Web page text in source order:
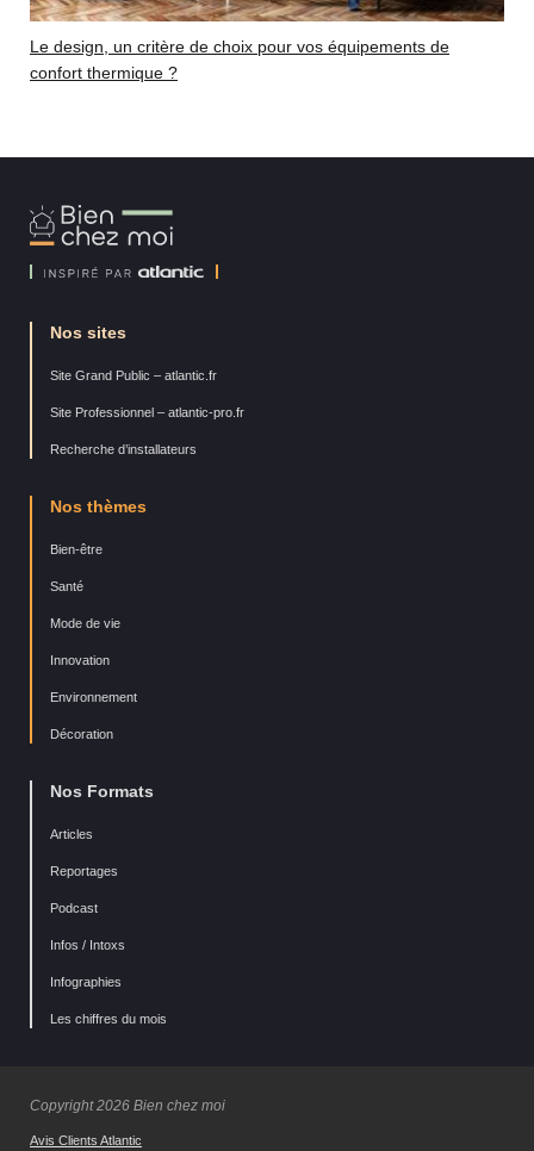
Le design, un critère de choix pour vos équipements de
confort thermique ?
Bien
Chez
Nos sites
Site Grand Public – atlantic.fr
Site Professionnel – atlantic-pro.fr
Recherche d’installateurs
Nos thèmes
Bien-être
Santé
Mode de vie
Innovation
Environnement
Décoration
Nos Formats
Articles
Reportages
Podcast
Infos / Intoxs
Infographies
Les chiffres du mois
Copyright 2026 Bien chez moi
Avis Clients Atlantic